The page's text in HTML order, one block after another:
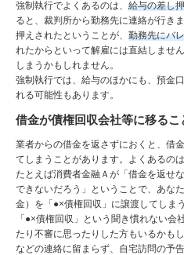
強制執行でよくあるのは、 給与の差し
ると、裁判所から勤務先に連絡が行き
押えされたということが、 勤務先にバ
れたからといって解雇には直結しませ
しまうかもしれません。
強制執行では、給与のほかにも、預金
れる可能性もあります。
借金が債権回収会社等に移るこ
業者からの借金を返さずにおくと、借
てしまうことがあります。よくあるの
たとえば消費者金融Ａが「借金を返せ
できないだろう」ということで、あな
金）を「●×債権回収」に譲渡してしま
「●×債権回収」という聞き慣れない会
たり不審に思ったりした方もいるかも
などの連絡に留まらず、自宅訪問の予